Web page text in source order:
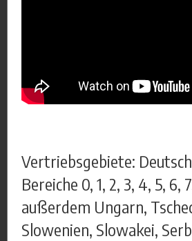
Vertriebsgebiete:
Bereiche 0, 1, 2, 3, 4, 5, 6,
außerdem Ungarn,
Slowenien, Slowakei,